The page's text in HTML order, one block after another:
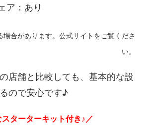
ア：あり
合があります。公式サイトをご覧くださ
い。
店舗と比較しても、基本的な設
ので安心です♪
スターターキット付き♪／